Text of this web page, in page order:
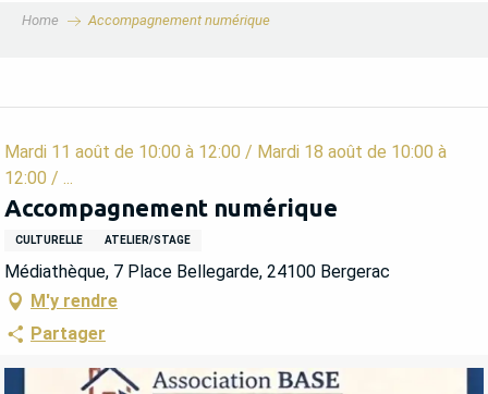
Home Accompagnement numérique
Mardi 11 août de 10:00 à 12:00 / Mardi 18 août de 10:00 à
12:00 / ...
Accompagnement numérique
CULTURELLE ATELIER/STAGE
Médiathèque, 7 Place Bellegarde, 24100 Bergerac
M'y rendre
Partager